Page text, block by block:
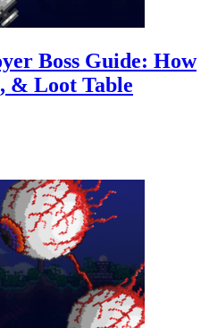
Boss Guide: How
& Loot Table